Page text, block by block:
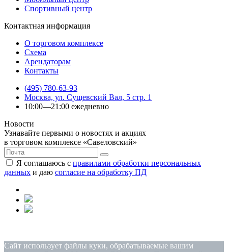
Спортивный центр
Контактная информация
О торговом комплексе
Схема
Арендаторам
Контакты
(495) 780-63-93
Москва, ул. Сущевский Вал, 5 стр. 1
10:00—21:00 ежедневно
Новости
Узнавайте первыми о новостях и акциях
в торговом комплексе «Савеловский»
Я соглашаюсь с правилами обработки персональных
данных и даю согласие на обработку ПД
Сайт использует файлы куки, обрабатываемые вашим